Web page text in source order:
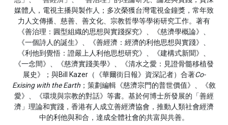
關於我們
媒體人，電視主播與製作人；多次榮獲台灣電視金鐘獎，常年致
力人文傳播、慈善、善文化、宗教哲學等學術研究工作。著有
《善治理：圓型組織的思想與實踐探究》、《慈濟學概論》、
《一個詩人的誕生》、《善經濟：經濟的利他思想與實踐》、
《利他到覺悟：證嚴上人利他思想研究》、《建構式新聞》、
《一念間》、《慈濟實踐美學》、《清水之愛：見證骨髓移植發
展史》；與Bill Kazer（《華爾街日報》資深記者）合著Co-
Exising with the Earth ；策劃編輯《慈濟宗門的普世價值》、《敘
愛》、《環境與宗教的對話》等書。基於何博士所發展的「善經
濟」理論和實踐，香港有人成立善經濟協會，推動人類社會經濟
中的利他與和合，達成全體社會的共富與共善。